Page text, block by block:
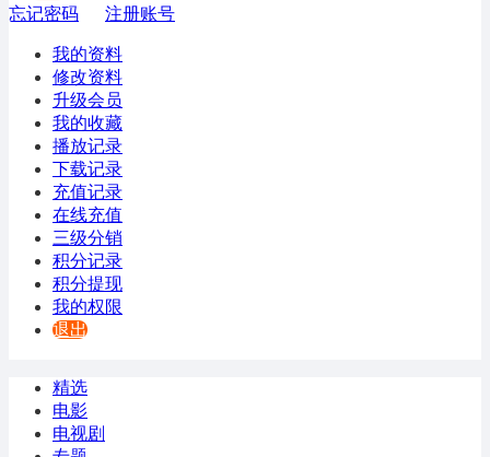
忘记密码
注册账号
我的资料
修改资料
升级会员
我的收藏
播放记录
下载记录
充值记录
在线充值
三级分销
积分记录
积分提现
我的权限
退出
精选
电影
电视剧